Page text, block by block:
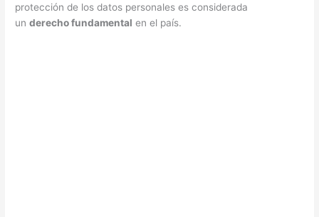
protección de los datos personales es considerada
underecho fundamental en el país.